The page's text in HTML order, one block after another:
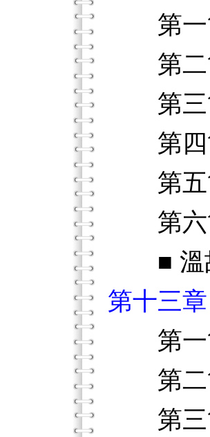
第一
第二
第三
第四
第五
第六
■ 溫故
第十三
第一
第二
第三